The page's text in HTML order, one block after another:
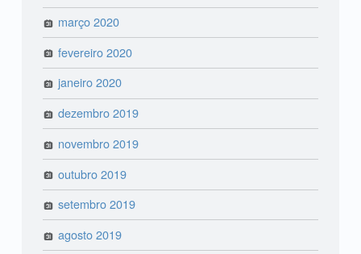
março 2020
fevereiro 2020
janeiro 2020
dezembro 2019
novembro 2019
outubro 2019
setembro 2019
agosto 2019